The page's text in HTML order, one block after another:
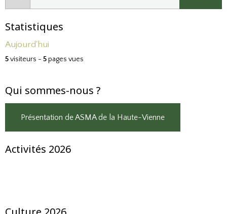
Statistiques
Aujourd'hui
5visiteurs - 5pages vues
Qui sommes-nous ?
Présentation de ASMA de la Haute-Vienne
Activités 2026